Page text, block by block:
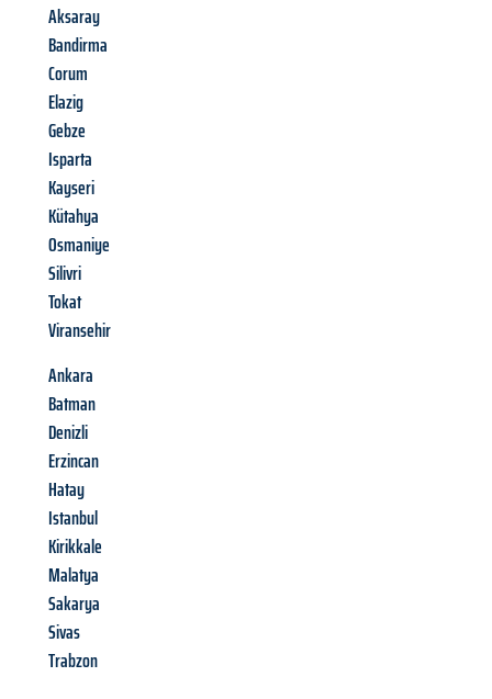
Aksaray
Bandirma
Corum
Elazig
Gebze
Isparta
Kayseri
Kütahya
Osmaniye
Silivri
Tokat
Viransehir
Ankara
Batman
Denizli
Erzincan
Hatay
Istanbul
Kirikkale
Malatya
Sakarya
Sivas
Trabzon